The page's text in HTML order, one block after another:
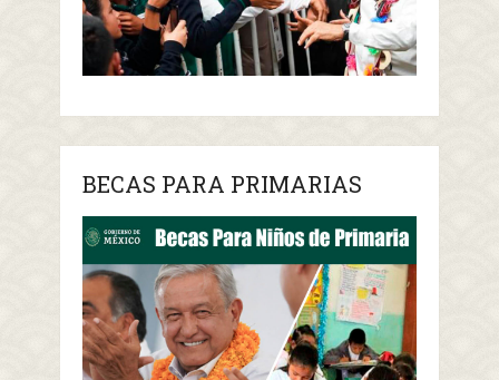
BECAS PARA PRIMARIAS